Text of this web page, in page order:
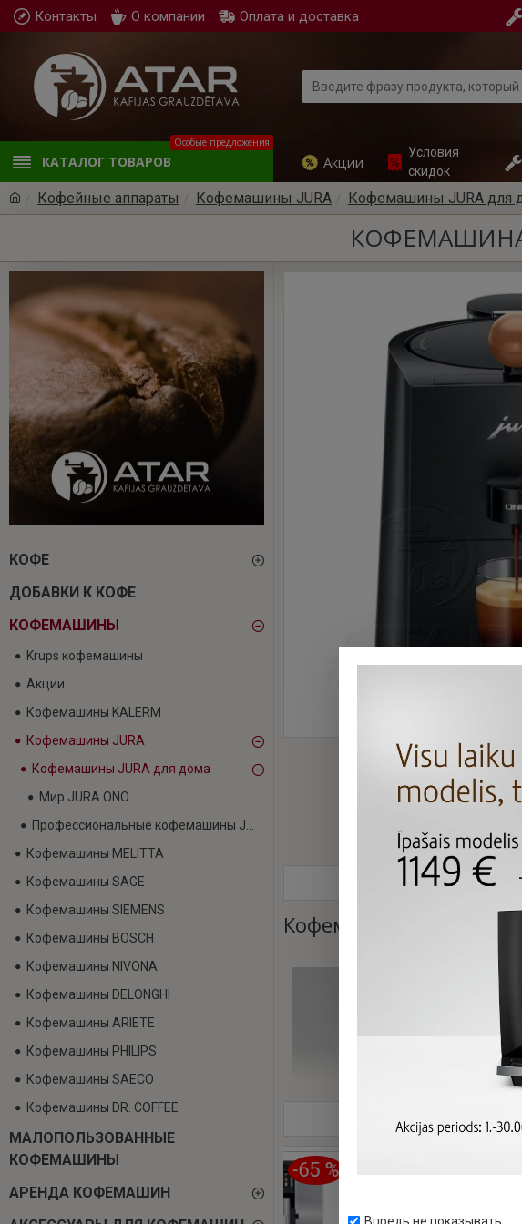
Впредь не показывать
Контакты О компании Оплата и доставка
КАТАЛОГ ТОВАРОВ
Особые предложения
Акции
Условия
скидок
Кофейные аппараты Кофемашины JURA Кофемашины JURA для
КОФЕМАШИНА
КОФЕ
ДОБАВКИ К КОФЕ
КОФЕМАШИНЫ
Krups кофемашины
Акции
Кофемашины KALERM
Кофемашины JURA
Кофемашины JURA для дома
Мир JURA ONO
Профессиональные кофемашины JURA
Кофемашины MELITTA
Кофемашины SAGE
Кофемашины SIEMENS
Кофемашины BOSCH
Кофемашины NIVONA
Кофемашины DELONGHI
Кофемашины ARIETE
Кофемашины PHILIPS
Кофемашины SAECO
Кофемашины DR. COFFEE
MАЛОПОЛЬЗОВАННЫЕ
КОФЕМАШИНЫ
АРЕНДА КОФЕМАШИН
-71 % РАСПРОДАНО РАСПРОДАНО
ОПИСАНИЕ
Кофемашина JURA ONO